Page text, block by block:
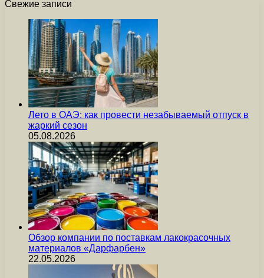
Свежие записи
Лето в ОАЭ: как провести незабываемый отпуск в
жаркий сезон
05.08.2026
Обзор компании по поставкам лакокрасочных
материалов «Дарфарбен»
22.05.2026